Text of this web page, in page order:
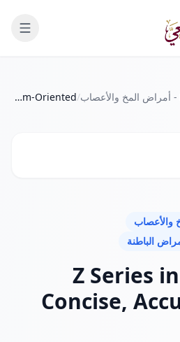
/
Z Series in Neurology: Concise, Accurate, Exam-Oriented
Z Series
Concise,